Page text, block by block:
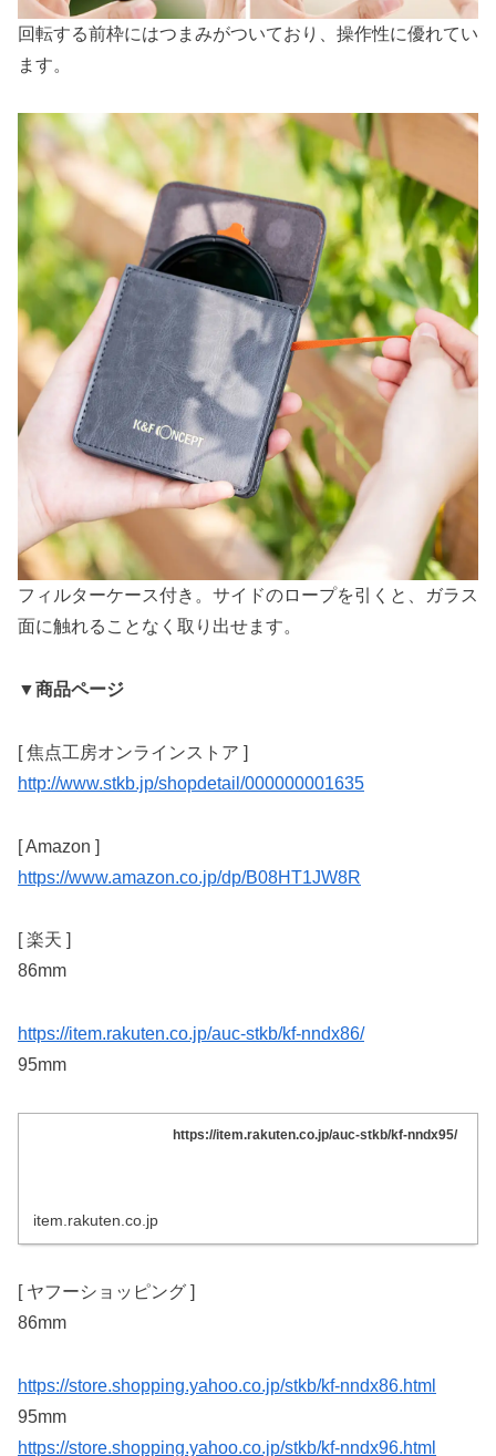
回転する前枠にはつまみがついており、操作性に優れてい
ます。
フィルターケース付き。サイドのロープを引くと、ガラス
面に触れることなく取り出せます。
▼商品ページ
[ 焦点工房オンラインストア ]
http://www.stkb.jp/shopdetail/000000001635
[ Amazon ]
https://www.amazon.co.jp/dp/B08HT1JW8R
[ 楽天 ]
86mm
https://item.rakuten.co.jp/auc-stkb/kf-nndx86/
95mm
https://item.rakuten.co.jp/auc-stkb/kf-nndx95/
item.rakuten.co.jp
[ ヤフーショッピング ]
86mm
https://store.shopping.yahoo.co.jp/stkb/kf-nndx86.html
95mm
https://store.shopping.yahoo.co.jp/stkb/kf-nndx96.html